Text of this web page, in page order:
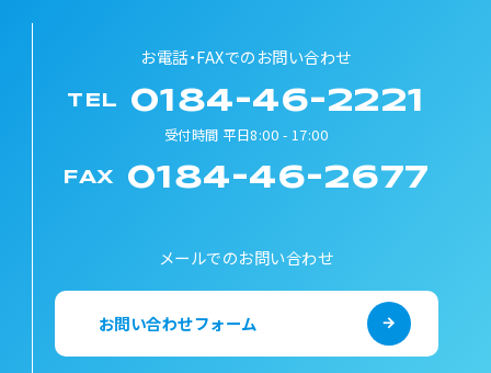
お電話・FAXでのお問い合わせ
TEL 0184-46-2221
受付時間 平日8:00 - 17:00
FAX 0184-46-2677
メールでのお問い合わせ
お問い合わせフォーム